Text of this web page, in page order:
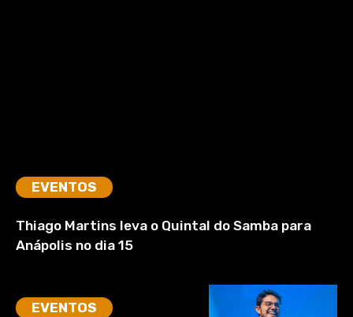
EVENTOS
Thiago Martins leva o Quintal do Samba para
Anápolis no dia 15
EVENTOS